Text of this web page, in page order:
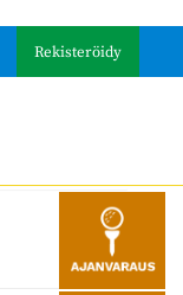
Rekisteröidy